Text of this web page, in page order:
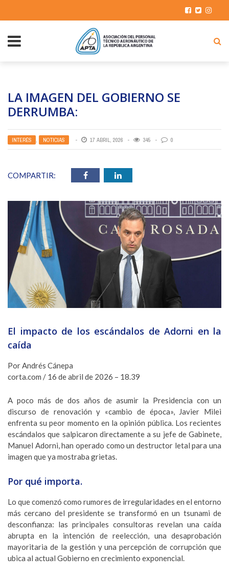
LA IMAGEN DEL GOBIERNO SE
DERRUMBA:
INTERÉS , NOTICIAS 17 ABRIL, 2026 345 0
COMPARTIR:
El impacto de los escándalos de Adorni en la
caída
Por Andrés Cánepa
corta.com / 16 de abril de 2026 – 18.39
A poco más de dos años de asumir la Presidencia con un
discurso de renovación y «cambio de época», Javier Milei
enfrenta su peor momento en la opinión pública. Los recientes
escándalos que salpicaron directamente a su jefe de Gabinete,
Manuel Adorni, han operado como un destructor letal para una
imagen que ya mostraba grietas.
Por qué importa.
Lo que comenzó como rumores de irregularidades en el entorno
más cercano del presidente se transformó en un tsunami de
desconfianza: las principales consultoras revelan una caída
abrupta en la intención de reelección, una desaprobación
mayoritaria de la gestión y una percepción de corrupción que
ubica al actual Gobierno en crecimiento exponencial.